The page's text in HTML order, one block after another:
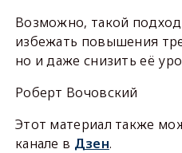
Возможно, такой
избежать повышения
но и даже снизить её
Роберт Вочовский
Этот материал также
канале в Дзен.